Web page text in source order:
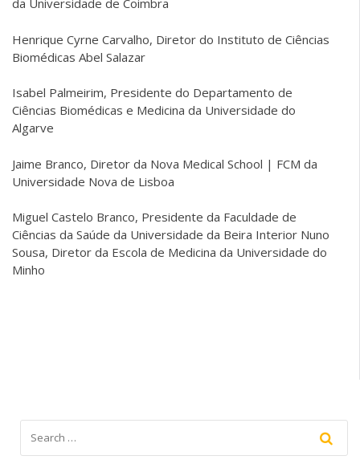
da Universidade de Coimbra
Henrique Cyrne Carvalho, Diretor do Instituto de Ciências
Biomédicas Abel Salazar
Isabel Palmeirim, Presidente do Departamento de
Ciências Biomédicas e Medicina da Universidade do
Algarve
Jaime Branco, Diretor da Nova Medical School | FCM da
Universidade Nova de Lisboa
Miguel Castelo Branco, Presidente da Faculdade de
Ciências da Saúde da Universidade da Beira Interior Nuno
Sousa, Diretor da Escola de Medicina da Universidade do
Minho